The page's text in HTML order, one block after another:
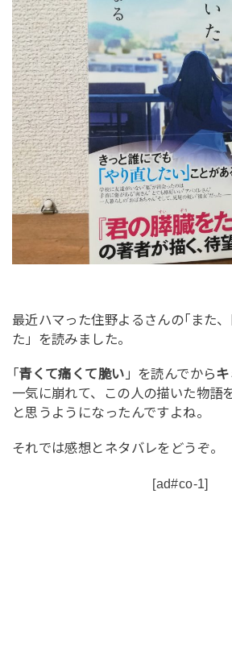
最近ハマった住野よるさんの｢また
た」を読みました。
｢ 青くて痛くて脆い 」を読んでからキ
一気に崩れて、この人の描いた物語
と思うようになったんですよね。
それでは感想とネタバレをどうぞ。
[ad#co-1]